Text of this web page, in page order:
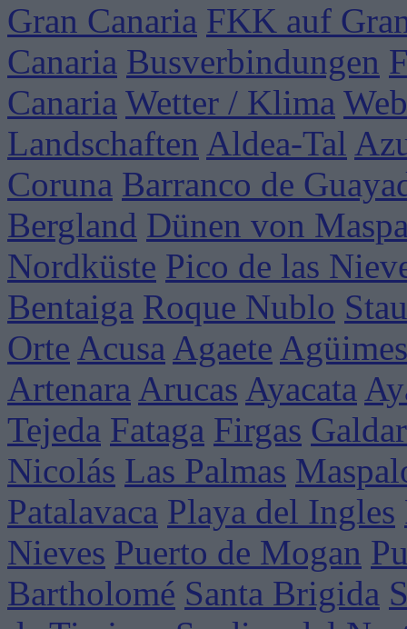
Gran Canaria FKK auf
Canaria Busverbindungen
Canaria Wetter / Klima
Landschaften Aldea-Tal
Coruna Barranco de
Bergland Dünen von
Nordküste Pico de las
Bentaiga Roque Nublo
Orte Acusa Agaete Agüimes
Artenara Arucas Ayacata
Tejeda Fataga Firgas Galdar
Nicolás Las Palmas
Patalavaca Playa del Ingles
Nieves Puerto de Mogan
Bartholomé Santa Brigida